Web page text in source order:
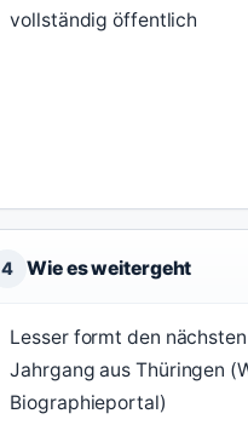
vollständig öffentlich
4 Wie es weitergeht
Lesser formt den
Jahrgang aus Thüringen
Biographieportal)